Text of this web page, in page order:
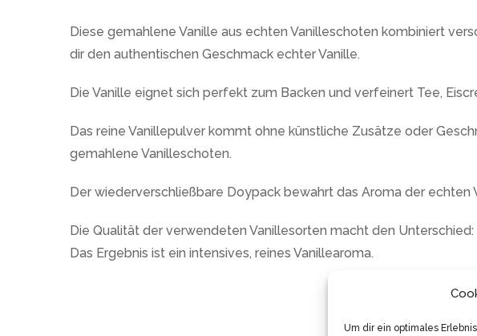
Um dir ein optimales
Diese gemahlene Vanille aus echten Vanilleschoten kombiniert
dir den authentischen Geschmack echter Vanille.
Die Vanille eignet sich perfekt zum Backen und verfeinert Tee,
Das reine Vanillepulver kommt ohne künstliche Zusätze oder
gemahlene Vanilleschoten.
Der wiederverschließbare Doypack bewahrt das Aroma der
Die Qualität der verwendeten Vanillesorten macht den
Das Ergebnis ist ein intensives, reines Vanillearoma.